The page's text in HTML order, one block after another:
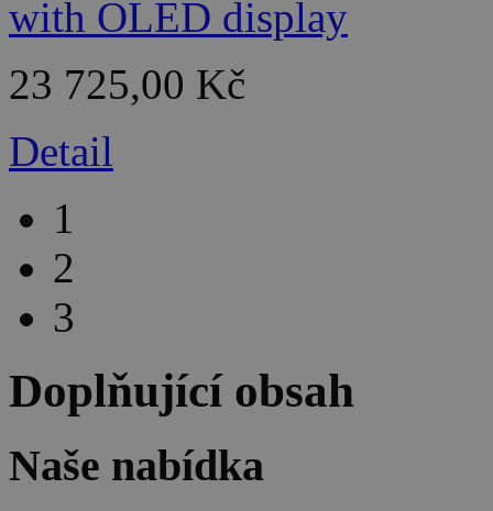
23 725,00 Kč
Detail
1
2
3
Doplňující obsah
Naše nabídka